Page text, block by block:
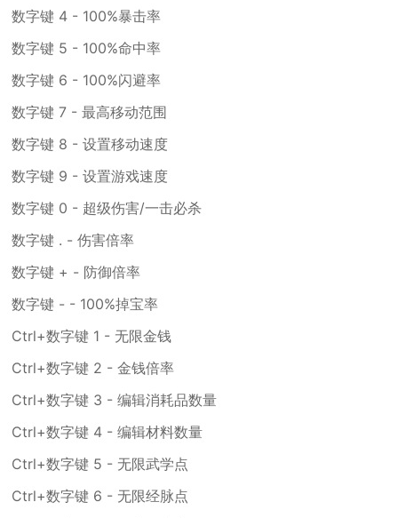
数字键 4 - 100%暴击率
数字键 5 - 100%命中率
数字键 6 - 100%闪避率
数字键 7 - 最高移动范围
数字键 8 - 设置移动速度
数字键 9 - 设置游戏速度
数字键 0 - 超级伤害/一击必杀
数字键 . - 伤害倍率
数字键 + - 防御倍率
数字键 - - 100%掉宝率
Ctrl+数字键 1 - 无限金钱
Ctrl+数字键 2 - 金钱倍率
Ctrl+数字键 3 - 编辑消耗品数量
Ctrl+数字键 4 - 编辑材料数量
Ctrl+数字键 5 - 无限武学点
Ctrl+数字键 6 - 无限经脉点